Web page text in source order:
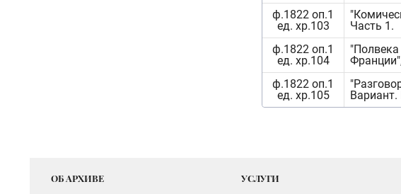
ф.1822 оп.1
ед. хр.103
Часть 1.
ф.1822 оп.1
ед. хр.104
"Полвека
ф.1822 оп.1
ед. хр.105
Вариант.
ОБ АРХИВЕ УСЛУГИ